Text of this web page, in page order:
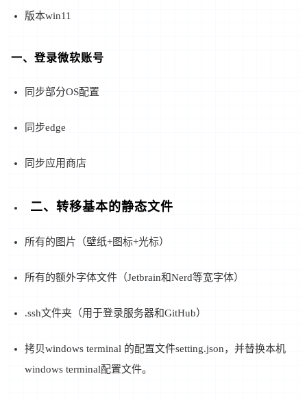
版本win11
一、登录微软账号
同步部分OS配置
同步edge
同步应用商店
二、转移基本的静态文件
所有的图片（壁纸+图标+光标）
所有的额外字体文件（Jetbrain和Nerd等宽字体）
.ssh文件夹（用于登录服务器和GitHub）
拷贝windows terminal 的配置文件setting.json，并替换本机
windows terminal配置文件。